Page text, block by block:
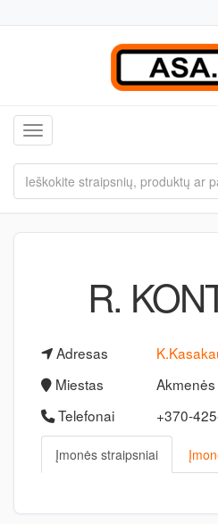
Toggle navigation
R.
Adresas
Miestas
Akmenės
Telefonai
+370-
Įmonės straipsniai